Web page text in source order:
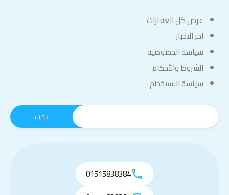
عرض كل العقارات
اخر الاخبار
سياسة الخصوصية
الشروط والأحكام
سياسة الاستخدام
01515838384